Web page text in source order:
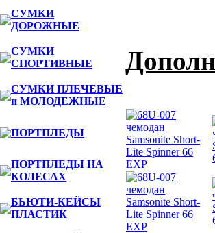
СУМКИ
ДОРОЖНЫЕ
СУМКИ
СПОРТИВНЫЕ
СУМКИ ПЛЕЧЕВЫЕ
и МОЛОДЕЖНЫЕ
ПОРТПЛЕДЫ
ПОРТПЛЕДЫ НА
КОЛЕСАХ
БЬЮТИ-КЕЙСЫ
ПЛАСТИК